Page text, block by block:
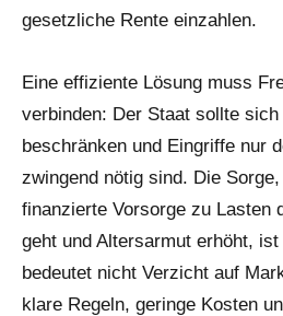
gesetzliche Rente einzahlen.
Eine effiziente Lösung muss
verbinden: Der Staat sollte
beschränken und Eingriffe nur
zwingend nötig sind. Die
finanzierte Vorsorge zu Lasten
geht und Altersarmut erhöht,
bedeutet nicht Verzicht auf
klare Regeln, geringe Kosten